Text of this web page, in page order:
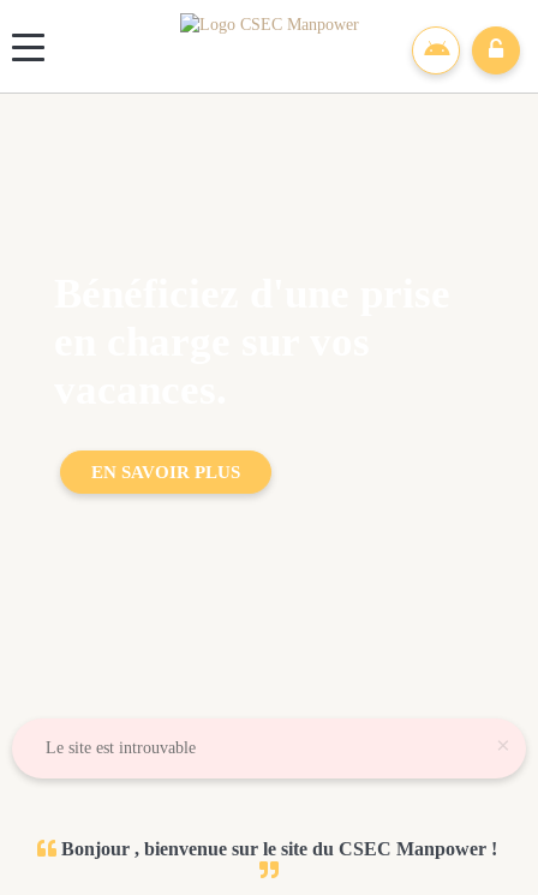
EN SAVOIR PLUS
×
Le site est introuvable
Bonjour , bienvenue sur le site du CSEC Manpower !

Panneau de gestion des cookies